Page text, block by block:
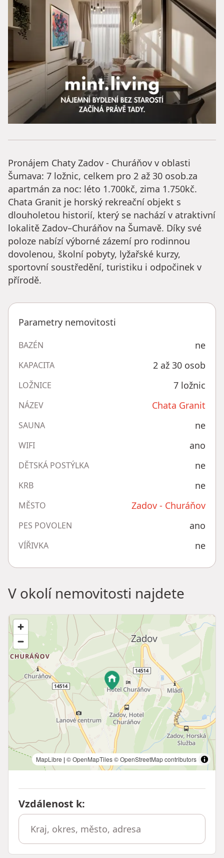
Pronájem Chaty Zadov - Churáňov v oblasti
Šumava: 7 ložnic, celkem pro 2 až 30 osob.za
apartmán za noc: léto 1.700kč, zima 1.750kč.
Chata Granit je horský rekreační objekt s
dlouholetou historií, který se nachází v atraktivní
lokalitě Zadov–Churáňov na Šumavě. Díky své
poloze nabízí výborné zázemí pro rodinnou
dovolenou, školní pobyty, lyžařské kurzy,
sportovní soustředění, turistiku i odpočinek v
přírodě.
Parametry nemovitosti
BAZÉN ne
KAPACITA 2 až 30 osob
LOŽNICE 7 ložnic
NÁZEV Chata Granit
SAUNA ne
WIFI ano
DĚTSKÁ POSTÝLKA ne
KRB ne
MĚSTO Zadov - Churáňov
PES POVOLEN ano
VÍŘIVKA ne
V okolí nemovitosti najdete
MapLibre | © OpenMapTiles© OpenStreetMap contributors
Vzdálenost k: